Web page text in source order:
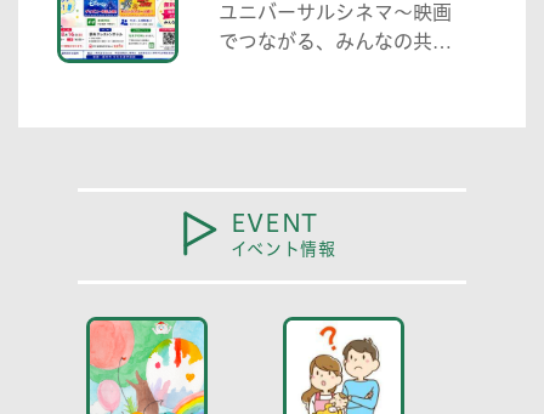
ユニバーサルシネマ～映画
でつながる、みんなの共生
EVENT
イベント情報